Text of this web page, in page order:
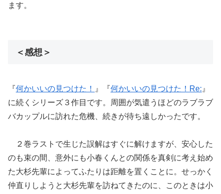
ます。
＜感想＞
『何かいいの見つけた！ 』『何かいいの見つけた！Re: 』
に続くシリーズ３作目です。周囲が気遣うほどのラブラブ
バカップルに訪れた危機、続きが待ち遠しかったです。
２巻ラストで生じた誤解はすぐに解けますが、安心した
のも束の間、意外にも小春くんとの関係を真剣に考え始め
た大杉先輩によってふたりは距離を置くことに。せっかく
仲直りしようと大杉先輩を訪ねてきたのに、このときは小